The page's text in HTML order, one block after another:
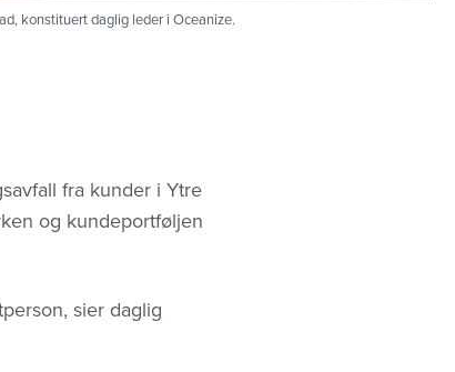
konstituert daglig leder i Oceanize.
fra kunder i Ytre
og kundeportføljen
sier daglig